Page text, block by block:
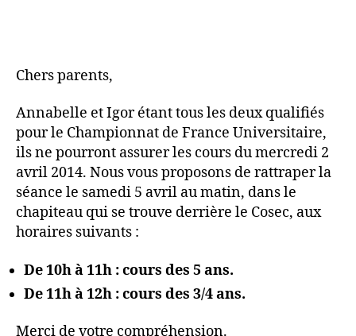
Chers parents,
Annabelle et Igor étant tous les deux qualifiés
pour le Championnat de France Universitaire,
ils ne pourront assurer les cours du mercredi 2
avril 2014. Nous vous proposons de rattraper la
séance le samedi 5 avril au matin, dans le
chapiteau qui se trouve derrière le Cosec, aux
horaires suivants :
De 10h à 11h : cours des 5 ans.
De 11h à 12h : cours des 3/4 ans.
Merci de votre compréhension.